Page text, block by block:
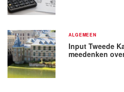
ALGEMEEN
Input Tweede
meedenken